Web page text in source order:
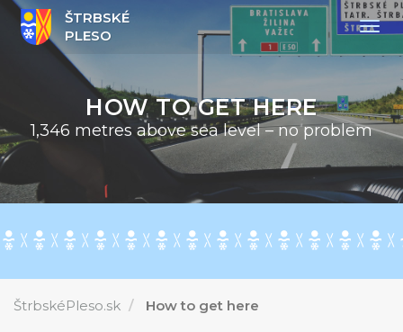
ŠTRBSKÉ
PLESO
HOW TO GET HERE
1,346 metres above sea level – no problem
ŠtrbskéPleso.sk How to get here